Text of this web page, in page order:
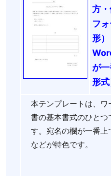
方・
フ
形
が
形式
本テンプレートは、
書の基本書式のひと
す。宛名の欄が一番
などが特色です。